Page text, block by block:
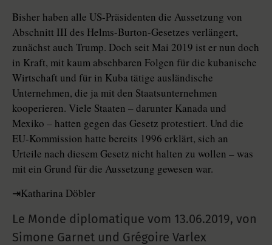
Bisher haben alle US-Präsidenten die Aussetzung von
Abschnitt III des Helms-Burton-Gesetzes verlängert,
zunächst auch Trump. Doch seit Mai 2019 ist er nun doch
in Kraft, mit kaum absehbaren Folgen für die kubanische
Wirtschaft und für in Kuba tätige ausländische
Unternehmen, die ja mit den Staatsunternehmen
kooperieren. Viele Staaten – darunter Kanada und
Mexiko – hatten gegen das Gesetz protestiert. Und die
EU-Kommission hatte bereits 1996 erklärt, sich an
Urteile nach diesem Gesetz nicht halten zu wollen – was
mit ein Grund für die Aussetzung gewesen war.
⇥Katharina Döbler
Le Monde diplomatique vom 13.06.2019, von
Simone Garnet und Grégoire Varlex